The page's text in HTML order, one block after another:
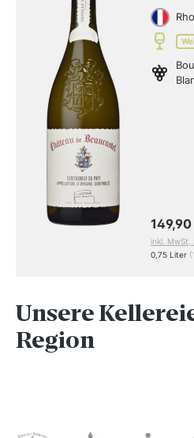
inkl.
0,75 Liter
Unsere
Region